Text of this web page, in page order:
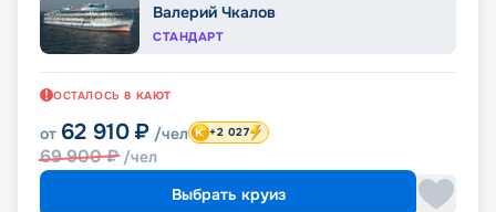
Валерий Чкалов
СТАНДАРТ
ОСТАЛОСЬ 8 КАЮТ
от 62 910 ₽ /чел
69 900₽ /чел
+2 027
Выбрать круиз